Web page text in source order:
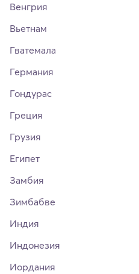
Венгрия
Вьетнам
Гватемала
Германия
Гондурас
Греция
Грузия
Египет
Замбия
Зимбабве
Индия
Индонезия
Иордания